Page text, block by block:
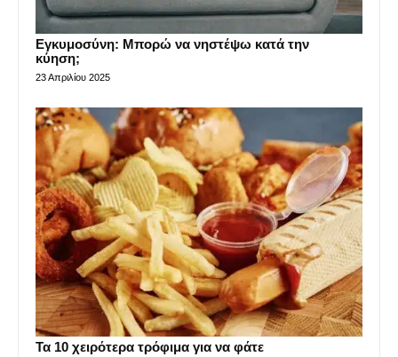
Εγκυμοσύνη: Μπορώ να νηστέψω κατά την
κύηση;
23 Απριλίου 2025
Τα 10 χειρότερα τρόφιμα για να φάτε